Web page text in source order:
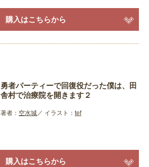
購入はこちらから
勇者パーティーで回復役だった僕は、田
舎村で治療院を開きます２
著者： 空水城 イラスト： tef
購入はこちらから